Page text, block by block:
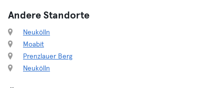
Andere Standorte
Neukölln
Moabit
Prenzlauer Berg
Neukölln